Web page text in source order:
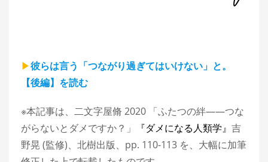
▶︎彼らは言う「つながり過ぎてはいけない」と。
【後編】を読む
※本記事は、二文字屋脩 2020 「ふたつの絆――つな
がらないとダメですか？」
『ダメになる人類学』 吉
野晃 (監修)、北樹出版、pp. 110-113 を、大幅に加筆